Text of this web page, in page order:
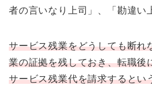
者の言いなり上司」、「勘違い
サービス残業をどうしても断れ
業の証拠を残しておき、転職後
サービス残業代を請求するとい